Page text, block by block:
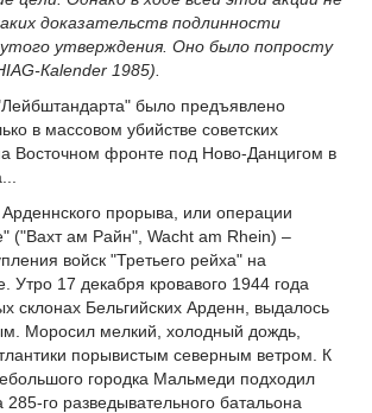
доказательств подлинности
утверждения. Оно было попросту
Кalender 1985).
было предъявлено
в массовом убийстве советских
Восточном фронте под Ново-Данцигом в
прорыва, или операции
("Вахт ам Райн", Wacht am Rhein) –
войск "Третьего рейха" на
Утро 17 декабря кровавого 1944 года
склонах Бельгийских Арденн, выдалось
Моросил мелкий, холодный дождь,
порывистым северным ветром. К
городка Мальмеди подходил
285-го разведывательного батальона